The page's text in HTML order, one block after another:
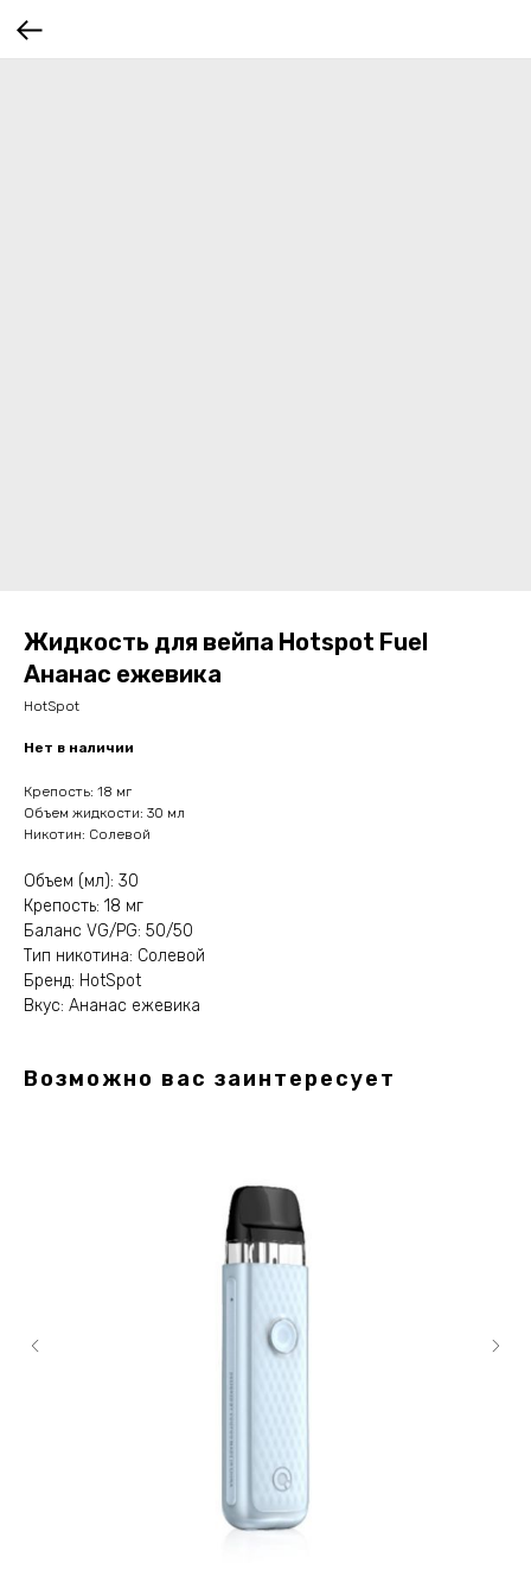
Жидкость для вейпа Hotspot Fuel
Ананас ежевика
HotSpot
Нет в наличии
Крепость: 18 мг
Объем жидкости: 30 мл
Никотин: Солевой
Объем (мл): 30
Крепость: 18 мг
Баланс VG/PG: 50/50
Тип никотина: Солевой
Бренд: HotSpot
Вкус: Ананас ежевика
Возможно вас заинтересует